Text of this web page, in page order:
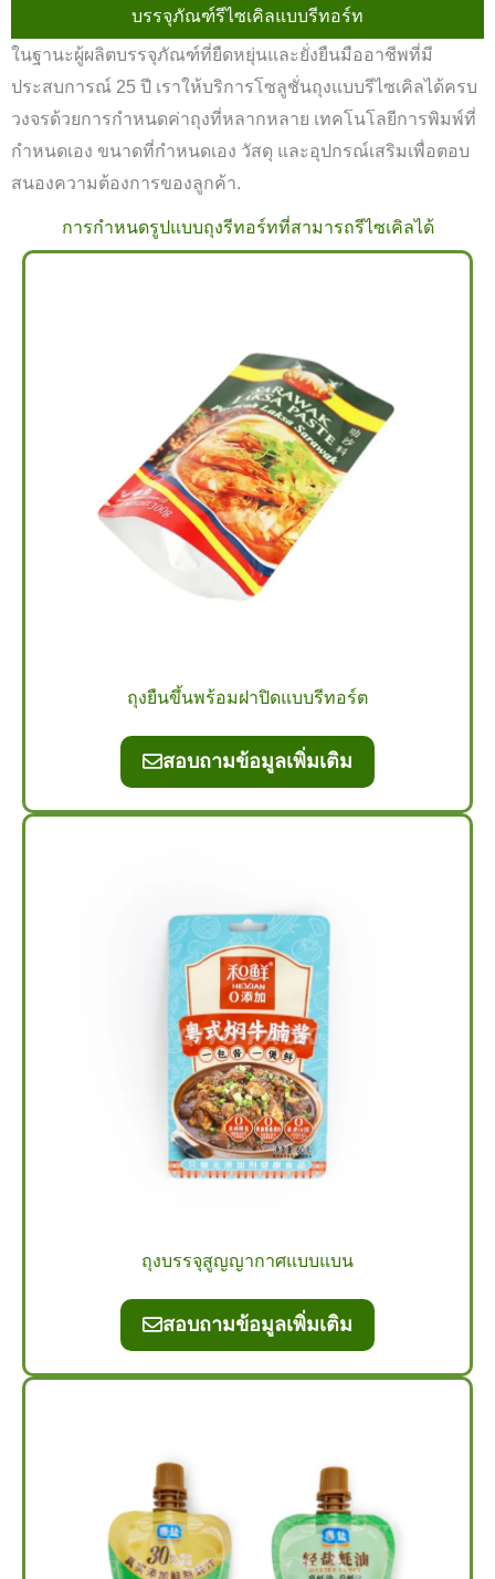
บรรจุภัณฑ์รีไซเคิลแบบรีทอร์ท
ในฐานะผู้ผลิตบรรจุภัณฑ์ที่ยืดหยุ่นและยั่งยืนมืออาชีพที่มี
ประสบการณ์ 25 ปี เราให้บริการโซลูชั่นถุงแบบรีไซเคิลได้ครบ
วงจรด้วยการกำหนดค่าถุงที่หลากหลาย เทคโนโลยีการพิมพ์ที่
กำหนดเอง ขนาดที่กำหนดเอง วัสดุ และอุปกรณ์เสริมเพื่อตอบ
สนองความต้องการของลูกค้า.
การกำหนดรูปแบบถุงรีทอร์ทที่สามารถรีไซเคิลได้
ถุงยืนขึ้นพร้อมฝาปิดแบบรีทอร์ต
สอบถามข้อมูลเพิ่มเติม
ถุงบรรจุสูญญากาศแบบแบน
สอบถามข้อมูลเพิ่มเติม